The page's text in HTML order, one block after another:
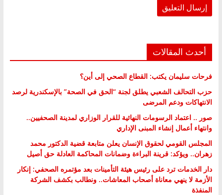
أحدث المقالات
فرحات سليمان يكتب: القطاع الصحي إلى أين؟
حزب التحالف الشعبي يطلق لجنة “الحق في الصحة” بالإسكندرية لرصد
الانتهاكات ودعم المرضى
صور .. اعتماد الرسومات النهائية للقرار الوزاري لمدينة الصحفيين..
وانتهاء أعمال إنشاء المبنى الإداري
المجلس القومي لحقوق الإنسان يعلن متابعة قضية الدكتور محمد
زهران.. ويؤكد: قرينة البراءة وضمانات المحاكمة العادلة حق أصيل
دار الخدمات ترد على رئيس هيئة التأمينات بعد مؤتمره الصحفي: إنكار
الأزمة لا ينهي معاناة أصحاب المعاشات.. ونطالب بكشف الشركة
المنفذة